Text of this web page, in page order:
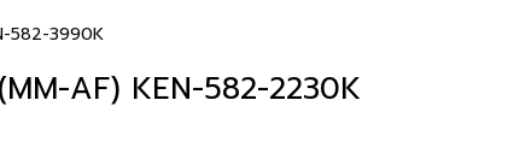
582-3990K
AF) KEN-582-2230K